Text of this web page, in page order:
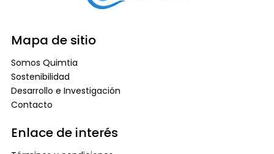
Mapa de sitio
Somos Quimtia
Sostenibilidad
Desarrollo e Investigación
Contacto
Enlace de interés